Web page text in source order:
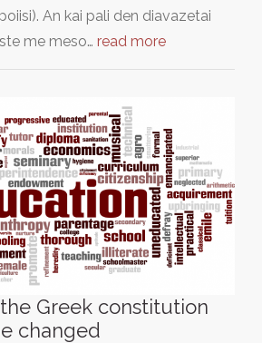
An kai pali den diavazetai
me meso… read more
Greek constitution
changed